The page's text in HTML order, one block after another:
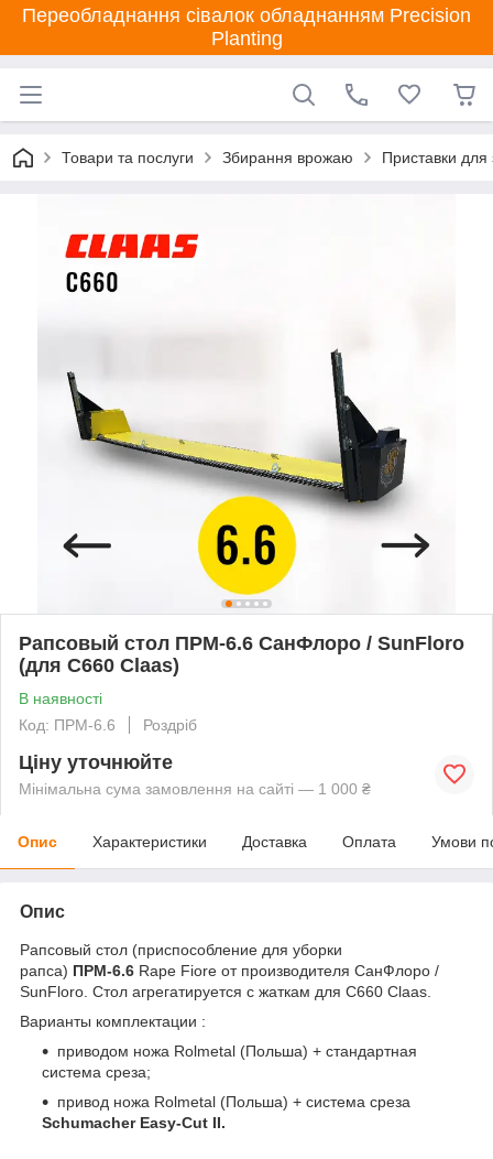
Переобладнання сівалок обладнанням Precision
Planting
Товари та послуги Збирання врожаю Приставки для
Рапсовый стол ПРМ-6.6 СанФлоро / SunFloro
(для С660 Claas)
В наявності
Код: ПРМ-6.6
Роздріб
Ціну уточнюйте
Мінімальна сума замовлення на сайті — 1 000 ₴
Опис Характеристики Доставка Оплата Умови
Опис
Рапсовый стол (приспособление для уборки
рапса) ПРМ-6.6 Rape Fiore от производителя СанФлоро /
SunFloro. Стол агрегатируется с жаткам для С660 Claas.
Варианты комплектации :
приводом ножа Rolmetal (Польша) + стандартная
система среза;
привод ножа Rolmetal (Польша) + система среза
Schumacher Easy-Cut II.